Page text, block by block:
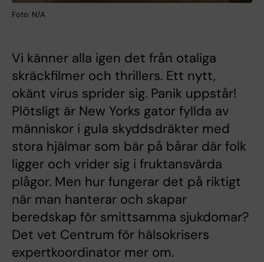
Foto: N/A
Vi känner alla igen det från otaliga
skräckfilmer och thrillers. Ett nytt,
okänt virus sprider sig. Panik uppstår!
Plötsligt är New Yorks gator fyllda av
människor i gula skyddsdräkter med
stora hjälmar som bär på bårar där folk
ligger och vrider sig i fruktansvärda
plågor. Men hur fungerar det på riktigt
när man hanterar och skapar
beredskap för smittsamma sjukdomar?
Det vet Centrum för hälsokrisers
expertkoordinator mer om.